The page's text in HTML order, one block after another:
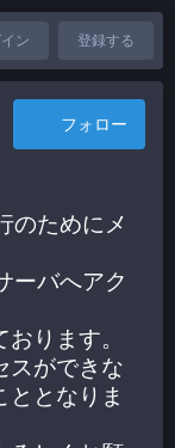
ン 登録する
フォロー
のためにメ
ーバへアク
ります。
スができな
ととなりま